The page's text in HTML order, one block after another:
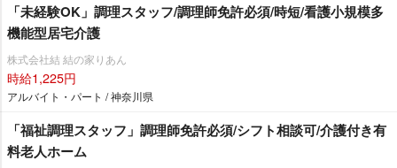
「未経験OK」調理スタッフ/調理師免許必須/時短/看護小規模多
機能型居宅介護
株式会社結 結の家りあん
時給1,225円
アルバイト・パート / 神奈川県
「福祉調理スタッフ」調理師免許必須/シフト相談可/介護付き有
料老人ホーム